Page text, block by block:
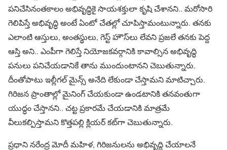
పనిచేసినంతకాలం అభివృద్ధికై సాయశక్తులా కృషి చేశానని.. మరోసారి
గెలిపిస్తే అభివృద్ధి అంటే ఏంటో చేతల్లో చూపిస్తామంటున్నారు. తనకు
ఎలాంటి ఆస్తులు, అంతస్థులు, గెస్ట్ హౌస్‌లు లేవని ప్రజలే తనకు పెద్ద
ఆస్తి అని.. ఎంపీగా గెలిస్తే నియోజకవర్గానికి కావాల్సిన అభివృద్ధి
పనులు పనిచేయడానికే తాను ముందుంటానని చెబుతున్నారు.
దీంతోపాటు ఇల్లీగల్ మైన్స్ అనేది లేకుండా చేస్తామని మాటిచ్చారు.
గిరిజన ప్రాంతాల్లో మైనింగ్‌ చేయకుండా ఉండటానికి తనవంతుగా
యుద్ధం చేస్తానని.. చట్ట ప్రకారమే చేయడానికి మాత్రమే
వీలుకల్పిస్తామని కొత్తపల్లి క్లియర్ కట్‌గా చెబుతున్నారు.
ప్రధాని నరేంద్ర మోదీ మహిళ, గిరిజనులను అభివృద్ధి చేయాలనే